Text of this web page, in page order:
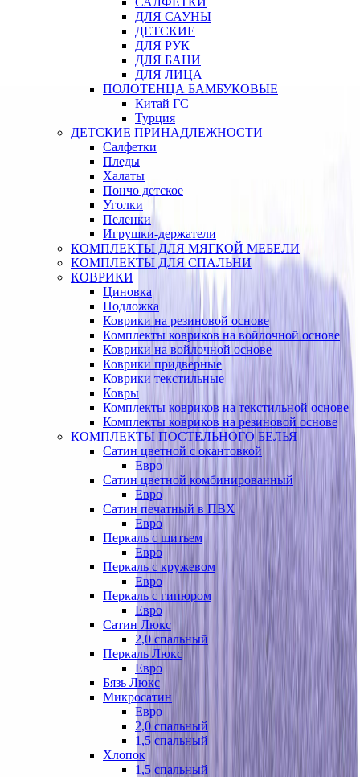
ДЛЯ САУНЫ
ДЕТСКИЕ
ДЛЯ РУК
ДЛЯ БАНИ
ДЛЯ ЛИЦА
ПОЛОТЕНЦА БАМБУКОВЫЕ
Китай ГС
Турция
ДЕТСКИЕ ПРИНАДЛЕЖНОСТИ
Салфетки
Пледы
Халаты
Пончо детское
Уголки
Пеленки
Игрушки-держатели
КОМПЛЕКТЫ ДЛЯ МЯГКОЙ МЕБЕЛИ
КОМПЛЕКТЫ ДЛЯ СПАЛЬНИ
КОВРИКИ
Циновка
Подложка
Коврики на резиновой основе
Комплекты ковриков на войлочной основе
Коврики на войлочной основе
Коврики придверные
Коврики текстильные
Ковры
Комплекты ковриков на текстильной основе
Комплекты ковриков на резиновой основе
КОМПЛЕКТЫ ПОСТЕЛЬНОГО БЕЛЬЯ
Сатин цветной с окантовкой
Евро
Сатин цветной комбинированный
Евро
Сатин печатный в ПВХ
Евро
Перкаль с шитьем
Евро
Перкаль с кружевом
Евро
Перкаль с гипюром
Евро
Сатин Люкс
2,0 спальный
Перкаль Люкс
Евро
Бязь Люкс
Микросатин
Евро
2,0 спальный
1,5 спальный
Хлопок
1,5 спальный